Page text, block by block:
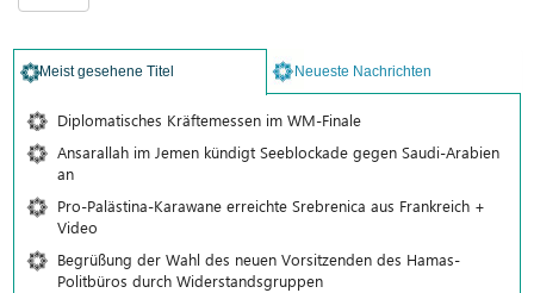
Meist gesehene Titel Neueste Nachrichten
Diplomatisches Kräftemessen im WM-Finale
Ansarallah im Jemen kündigt Seeblockade gegen Saudi-Arabien
an
Pro-Palästina-Karawane erreichte Srebrenica aus Frankreich +
Video
Begrüßung der Wahl des neuen Vorsitzenden des Hamas-
Politbüros durch Widerstandsgruppen